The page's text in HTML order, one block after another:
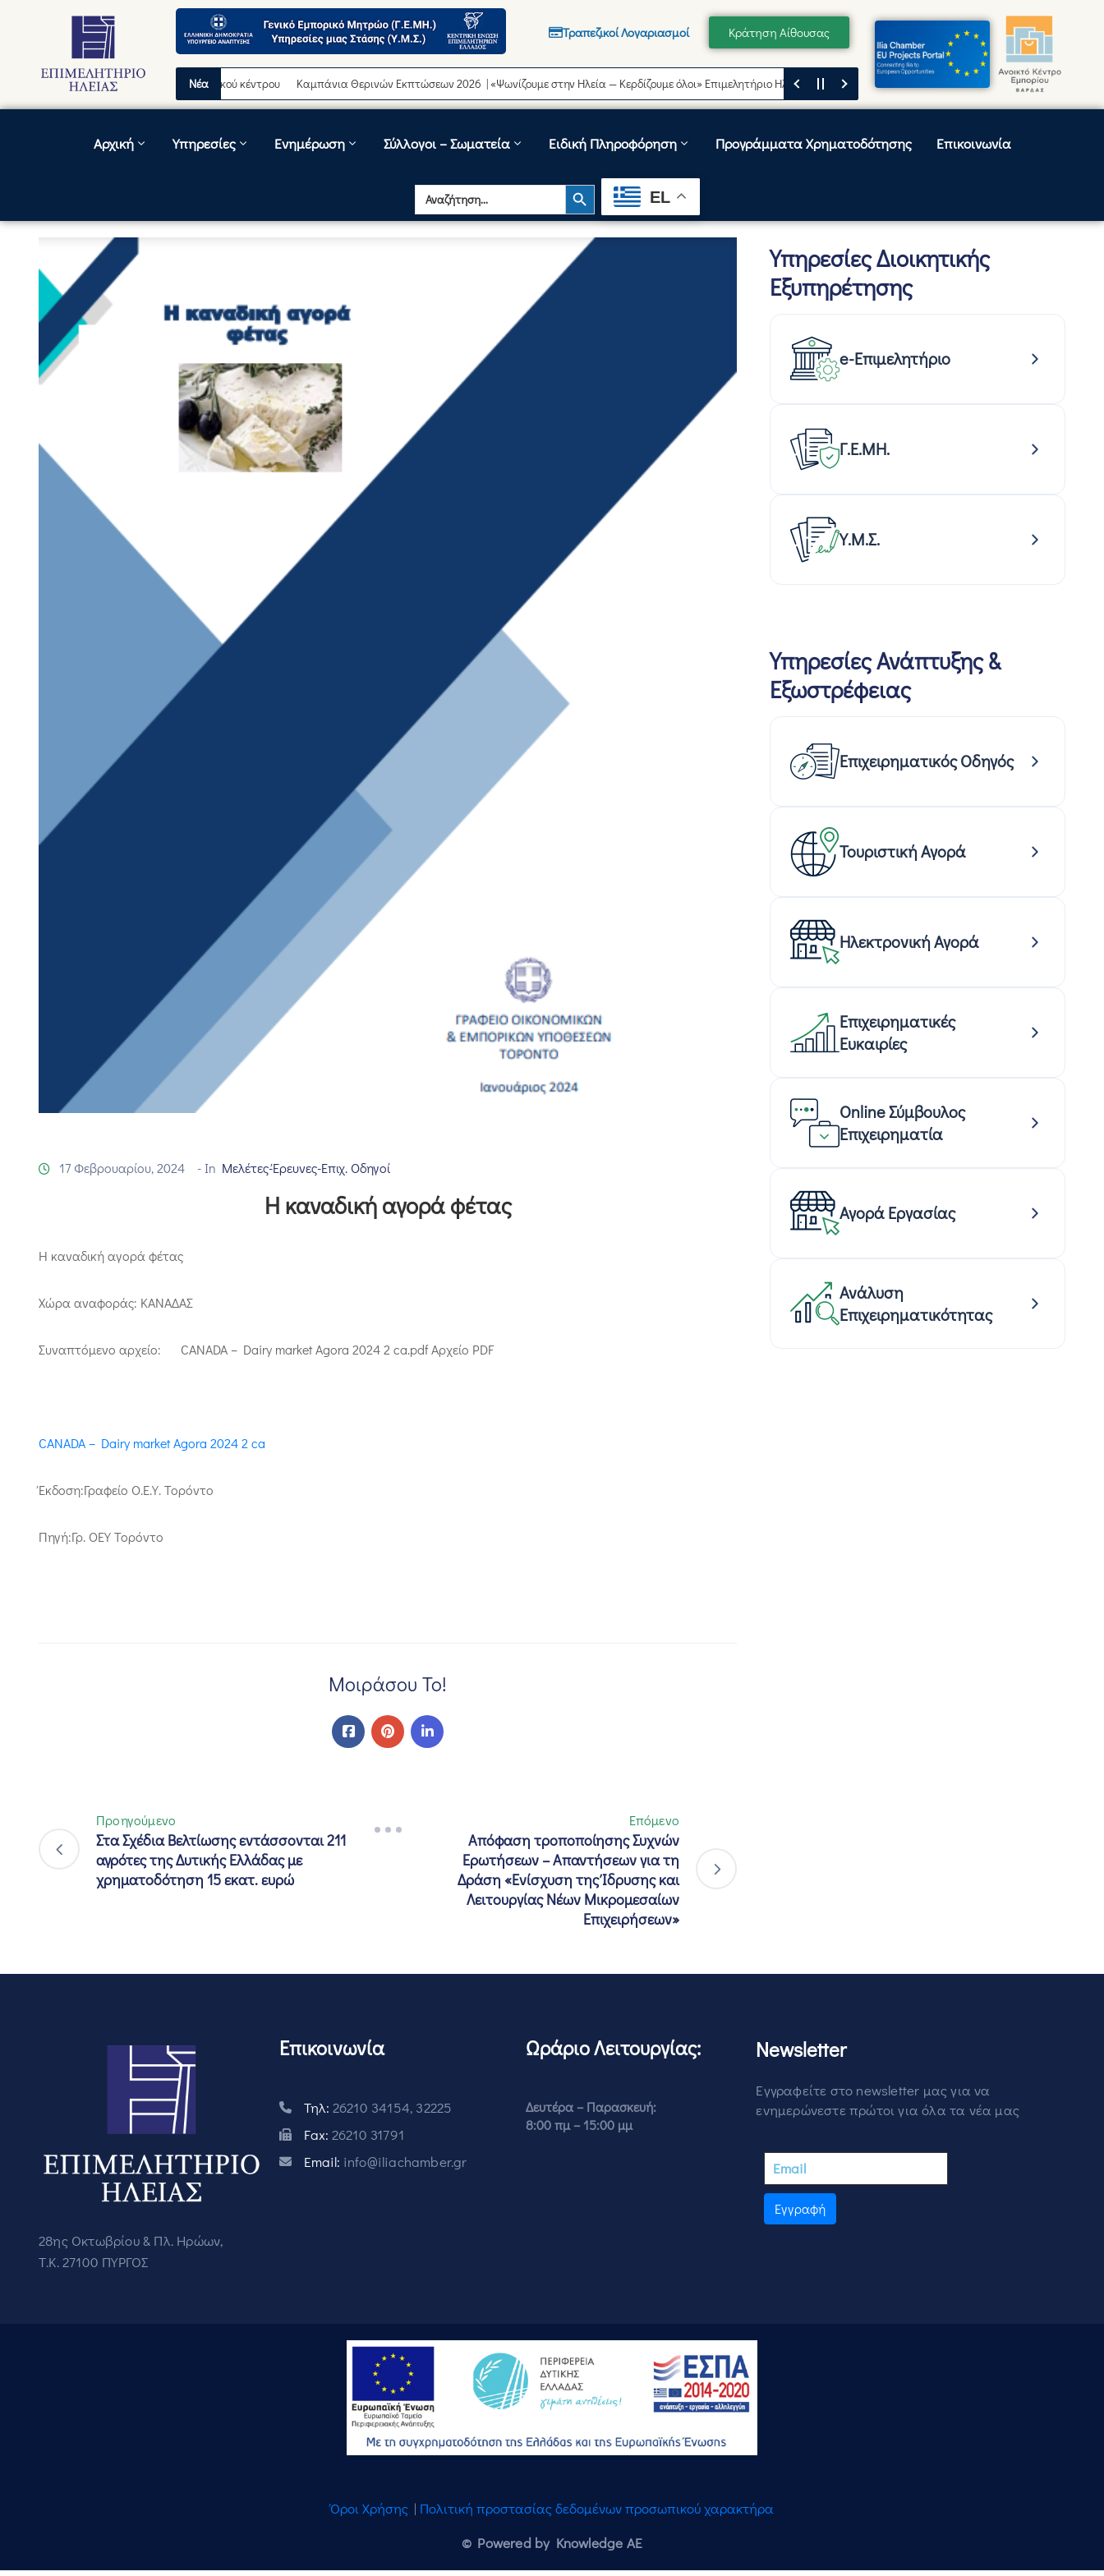
Τραπεζικοί Λογαριασμοί Κράτηση Αίθουσας
Νέα
διακοπή λειτουργίας τηλεφωνικού κέντρου Καμπάνια Θερινών Εκπτώσεων 2026 | «Ψωνίζουμε στην Ηλεία — Κερδίζουμε όλοι» Επιμελητήριο Ηλείας Μήνυμα του Προέδρου του Επιμελητηρίου Ηλείας,
Αρχική Υπηρεσίες Ενημέρωση Σύλλογοι – Σωματεία Ειδική Πληροφόρηση Προγράμματα Χρηματοδότησης Επικοινωνία
Search
for:
Search Button
EL
17 Φεβρουαρίου, 2024 - In Μελέτες-Έρευνες-Επιχ. Οδηγοί
Η καναδική αγορά φέτας
Η καναδική αγορά φέτας
Χώρα αναφοράς: ΚΑΝΑΔΑΣ
Συναπτόμενο αρχείο: CANADA – Dairy market Agora 2024 2 ca.pdf Αρχείο PDF
CANADA – Dairy market Agora 2024 2 ca
Έκδοση:Γραφείο Ο.Ε.Υ. Τορόντο
Πηγή:Γρ. ΟΕΥ Τορόντο
Μοιράσου Το!
Προηγούμενο
Στα Σχέδια Βελτίωσης εντάσσονται 211
αγρότες της Δυτικής Ελλάδας με
χρηματοδότηση 15 εκατ. ευρώ
Επόμενο
Απόφαση τροποποίησης Συχνών
Ερωτήσεων – Απαντήσεων για τη
Δράση «Ενίσχυση της Ίδρυσης και
Λειτουργίας Νέων Μικρομεσαίων
Επιχειρήσεων»
Υπηρεσίες Διοικητικής
Εξυπηρέτησης
e-Επιμελητήριο
Γ.Ε.ΜΗ.
Υ.Μ.Σ.
Υπηρεσίες Ανάπτυξης &
Εξωστρέφειας
Επιχειρηματικός Οδηγός
Τουριστική Αγορά
Ηλεκτρονική Αγορά
Επιχειρηματικές
Ευκαιρίες
Online Σύμβουλος
Επιχειρηματία
Αγορά Εργασίας
Ανάλυση
Επιχειρηματικότητας
28ης Οκτωβρίου & Πλ. Ηρώων,
Τ.Κ. 27100 ΠΥΡΓΟΣ
Επικοινωνία
Τηλ: 26210 34154, 32225
Fax: 26210 31791
Email: info@iliachamber.gr
Ωράριο Λειτουργίας:
Δευτέρα – Παρασκευή:
8:00 πμ – 15:00 μμ
Newsletter
Εγγραφείτε στο newsletter μας για να
ενημερώνεστε πρώτοι για όλα τα νέα μας
Εγγραφή
Όροι Χρήσης | Πολιτική προστασίας δεδομένων προσωπικού χαρακτήρα
© Powered by Knowledge AE